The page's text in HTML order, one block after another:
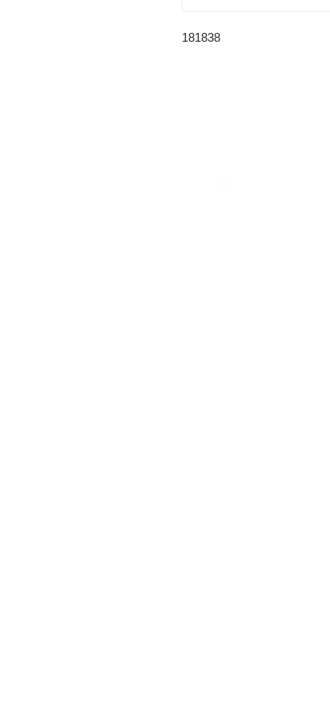
181838